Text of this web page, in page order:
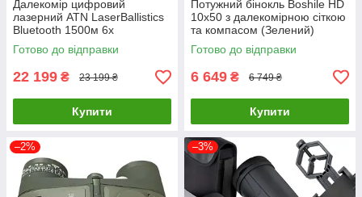
Далекомір цифровий
лазерний ATN LaserBallistics
Bluetooth 1500м 6х
Готово до відправки
22 199 ₴ 23 199 ₴
Купити
Потужний бінокль Boshile HD
10х50 з далекомірною сіткою
та компасом (Зелений)
Готово до відправки
6 649 ₴ 6 749 ₴
Купити
–2% –3%